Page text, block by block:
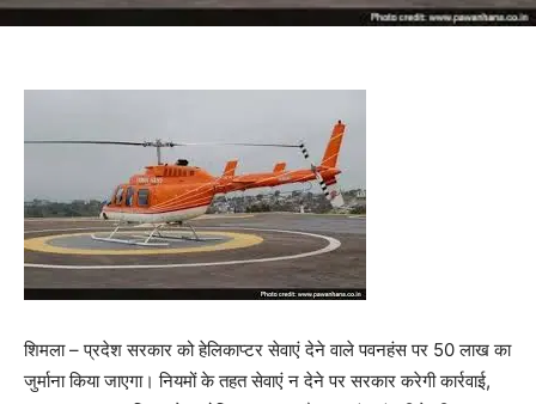
शिमला – प्रदेश सरकार को हेलिकाप्टर सेवाएं देने वाले पवनहंस पर 50 लाख का
जुर्माना किया जाएगा। नियमों के तहत सेवाएं न देने पर सरकार करेगी कार्रवाई,